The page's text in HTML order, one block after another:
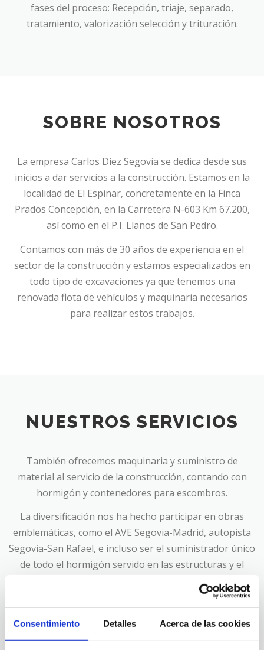
Consentimiento Detalles Acerca de las cookies
fases del proceso: Recepción, triaje, separado,
tratamiento, valorización selección y trituración.
SOBRE NOSOTROS
La empresa Carlos Díez Segovia se dedica desde sus
inicios a dar servicios a la construcción. Estamos en la
localidad de El Espinar, concretamente en la Finca
Prados Concepción, en la Carretera N-603 Km 67.200,
así como en el P.I. Llanos de San Pedro.
Contamos con más de 30 años de experiencia en el
sector de la construcción y estamos especializados en
todo tipo de excavaciones ya que tenemos una
renovada flota de vehículos y maquinaria necesarios
para realizar estos trabajos.
NUESTROS SERVICIOS
También ofrecemos maquinaria y suministro de
material al servicio de la construcción, contando con
hormigón y contenedores para escombros.
La diversificación nos ha hecho participar en obras
emblemáticas, como el AVE Segovia-Madrid, autopista
Segovia-San Rafael, e incluso ser el suministrador único
de todo el hormigón servido en las estructuras y el
revestimiento del tercer túnel de Guadarrama y
ampliación de la autopista de peaje AP6.
La empresa Carlos Díez Segovia está integrada por un